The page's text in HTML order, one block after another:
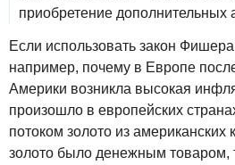
приобретение дополнительных
Если использовать закон
например, почему в Европе
Америки возникла высокая
произошло в европейских
потоком золото из американских
золото было денежным товаром,